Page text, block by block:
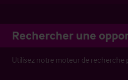
Rechercher une
Utilisez notre moteur de recherche